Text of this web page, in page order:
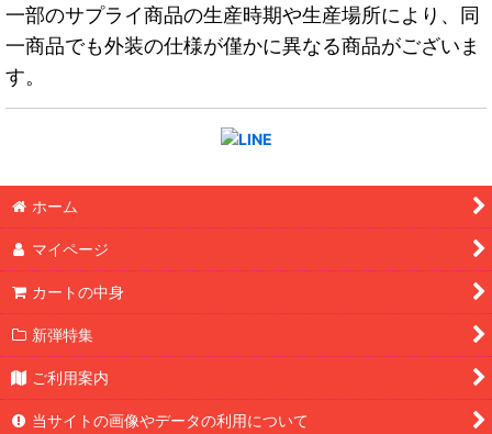
一部のサプライ商品の生産時期や生産場所により、同
一商品でも外装の仕様が僅かに異なる商品がございま
す。
ホーム
マイページ
カートの中身
新弾特集
ご利用案内
当サイトの画像やデータの利用について